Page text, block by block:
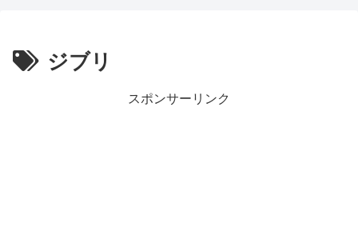
ジブリ
スポンサーリンク